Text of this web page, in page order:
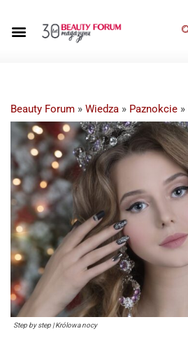
Beauty Forum » Wiedza » Paznokcie »
Step by step | Królowa nocy